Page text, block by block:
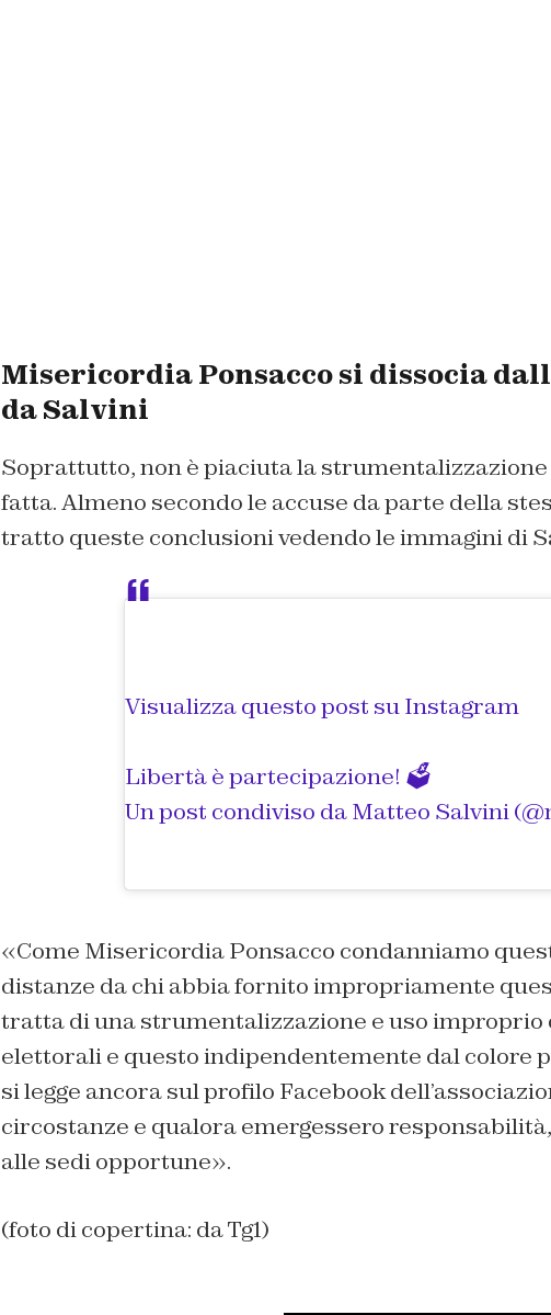
Misericordia Ponsacco si dissocia
da Salvini
Soprattutto, non è piaciuta la
fatta. Almeno secondo le accuse da parte della
tratto queste conclusioni vedendo le immagini di
Visualizza questo post su Instagram
Libertà è partecipazione! 🗳
Un post condiviso daMatteo Salvini
«Come Misericordia Ponsacco condanniamo
distanze da chi abbia fornito impropriamente
tratta di una strumentalizzazione e uso improprio
elettorali e questo indipendentemente dal colore
si legge ancora sul profilo Facebook
circostanze e qualora emergessero
alle sedi opportune».
(foto di copertina: da Tg1)